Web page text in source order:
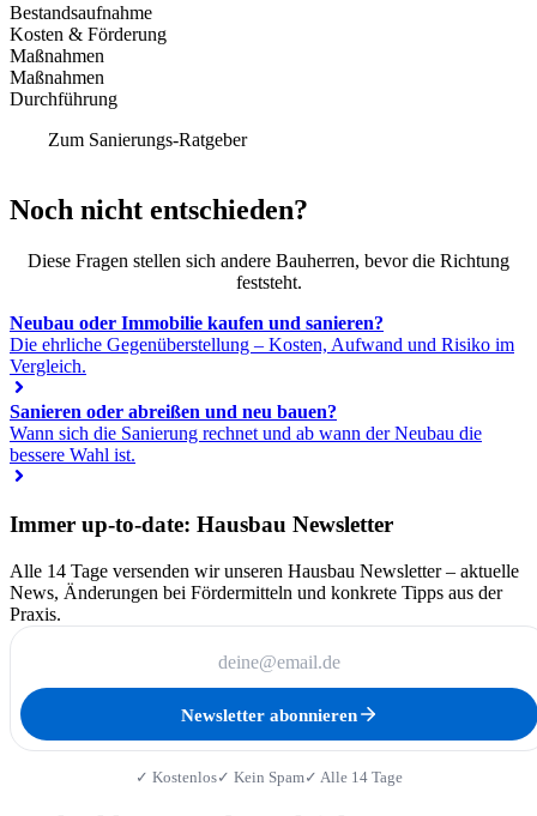
Bestandsaufnahme
Kosten & Förderung
Maßnahmen
Maßnahmen
Durchführung
Zum Sanierungs-Ratgeber
Noch nicht entschieden?
Diese Fragen stellen sich andere Bauherren, bevor die Richtung
feststeht.
Neubau oder Immobilie kaufen und sanieren?
Die ehrliche Gegenüberstellung – Kosten, Aufwand und Risiko im
Vergleich.
Sanieren oder abreißen und neu bauen?
Wann sich die Sanierung rechnet und ab wann der Neubau die
bessere Wahl ist.
Immer up-to-date: Hausbau Newsletter
Alle 14 Tage versenden wir unseren Hausbau Newsletter – aktuelle
News, Änderungen bei Fördermitteln und konkrete Tipps aus der
Praxis.
Newsletter abonnieren
✓ Kostenlos✓ Kein Spam✓ Alle 14 Tage